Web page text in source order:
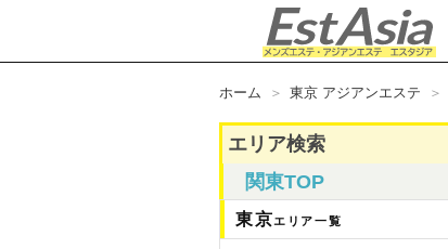
ホーム 東京 アジアンエステ
エリア検索
関東TOP
東京エリア一覧